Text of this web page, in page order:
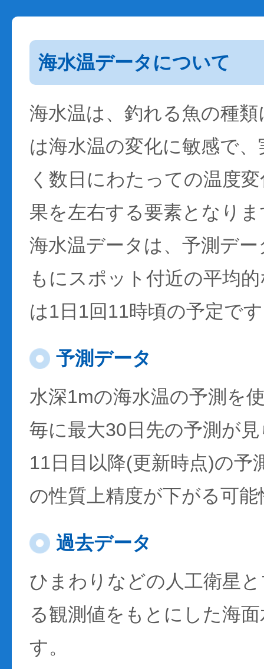
海水温データについて
海水温は、釣れる魚の種
は海水温の変化に敏感で
く数日にわたっての温度
果を左右する要素となり
海水温データは、予測デ
もにスポット付近の平均
は1日1回11時頃の予定で
予測データ
水深1mの海水温の予測を
毎に最大30日先の予測が
11日目以降(更新時点)の予
の性質上精度が下がる可
過去データ
ひまわりなどの人工衛星
る観測値をもとにした海
す。